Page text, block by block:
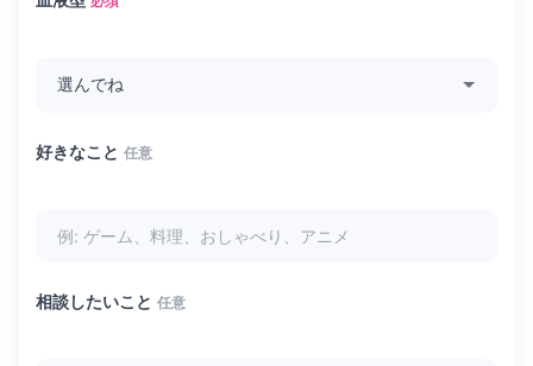
好きなこと 任意
相談したいこと 任意